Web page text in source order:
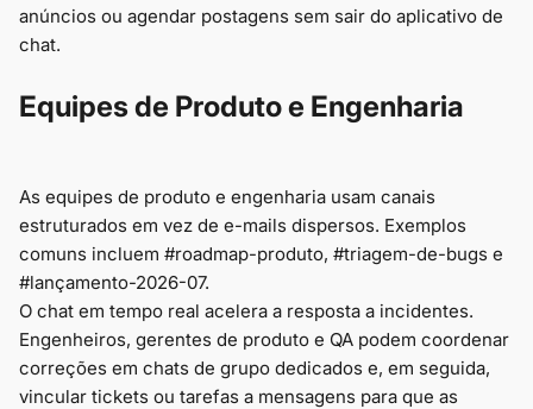
anúncios ou agendar postagens sem sair do aplicativo de
chat.
Equipes de Produto e Engenharia
As equipes de produto e engenharia usam canais
estruturados em vez de e-mails dispersos. Exemplos
comuns incluem #roadmap-produto, #triagem-de-bugs e
#lançamento-2026-07.
O chat em tempo real acelera a resposta a incidentes.
Engenheiros, gerentes de produto e QA podem coordenar
correções em chats de grupo dedicados e, em seguida,
vincular tickets ou tarefas a mensagens para que as